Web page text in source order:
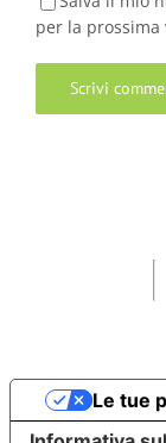
per la prossima
Le tue